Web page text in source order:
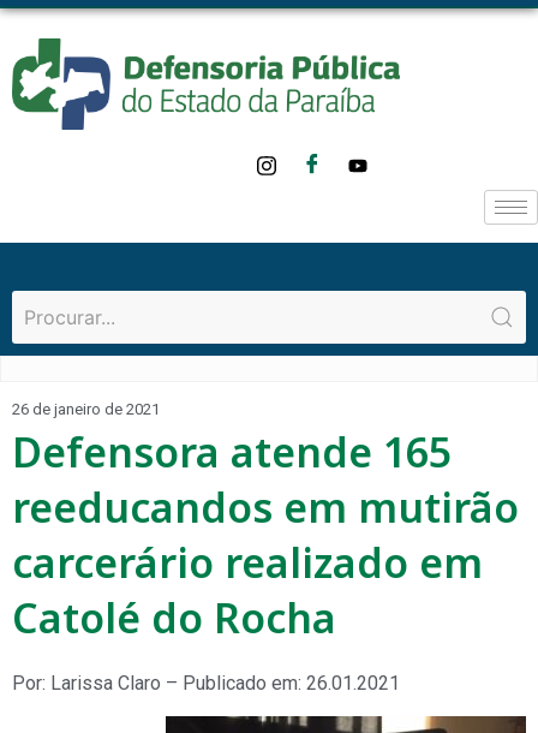
26 de janeiro de 2021
Defensora atende 165
reeducandos em mutirão
carcerário realizado em
Catolé do Rocha
Por: Larissa Claro – Publicado em: 26.01.2021